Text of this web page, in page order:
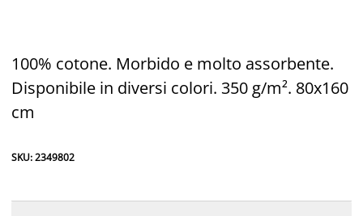
100% cotone. Morbido e molto assorbente.
Disponibile in diversi colori. 350 g/m². 80x160
cm
SKU: 2349802